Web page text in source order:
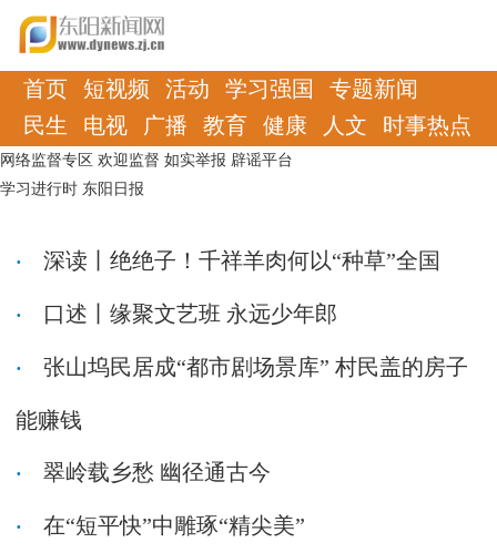
首页 短视频 活动 学习强国
专题新闻
民生
电视 广播 教育 健康 人文 时事热点
网络监督专区 欢迎监督 如实举报 辟谣平台
学习进行时 东阳日报
深读丨绝绝子！千祥羊肉何以“种草”全国
口述丨缘聚文艺班 永远少年郎
张山坞民居成“都市剧场景库” 村民盖的房子
能赚钱
翠岭载乡愁 幽径通古今
在“短平快”中雕琢“精尖美”